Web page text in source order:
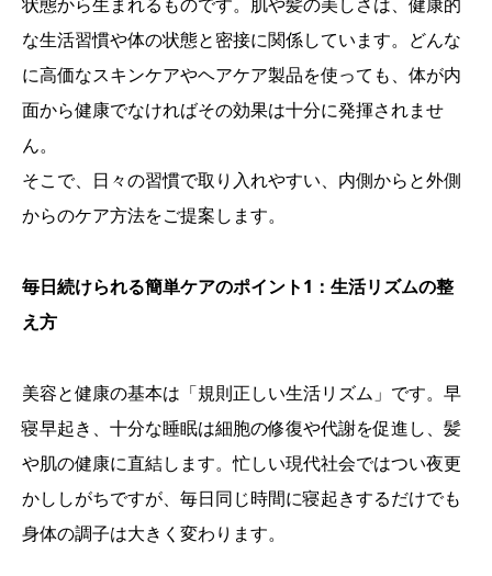
な生活習慣や体の状態と密接に関係しています。どんな
に高価なスキンケアやヘアケア製品を使っても、体が内
面から健康でなければその効果は十分に発揮されませ
ん。
そこで、日々の習慣で取り入れやすい、内側からと外側
からのケア方法をご提案します。
毎日続けられる簡単ケアのポイント1：生活リズムの整
え方
美容と健康の基本は「規則正しい生活リズム」です。早
寝早起き、十分な睡眠は細胞の修復や代謝を促進し、髪
や肌の健康に直結します。忙しい現代社会ではつい夜更
かししがちですが、毎日同じ時間に寝起きするだけでも
身体の調子は大きく変わります。